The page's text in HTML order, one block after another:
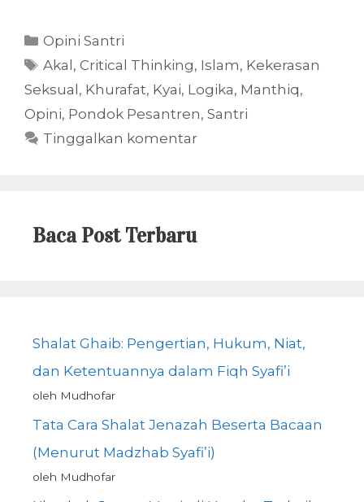
Kategori
Opini Santri
Tag
Akal,Critical Thinking, Islam, Kekerasan
Seksual, Khurafat, Kyai, Logika, Manthiq,
Opini, Pondok Pesantren, Santri
Tinggalkan komentar
Baca Post Terbaru
Shalat Ghaib: Pengertian, Hukum, Niat,
dan Ketentuannya dalam Fiqh Syafi’i
oleh Mudhofar
Tata Cara Shalat Jenazah Beserta Bacaan
(Menurut Madzhab Syafi’i)
oleh Mudhofar